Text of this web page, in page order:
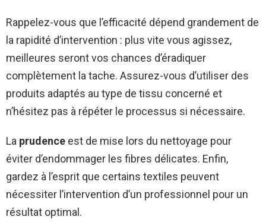
Rappelez-vous que l’efficacité dépend grandement de
la rapidité d’intervention : plus vite vous agissez,
meilleures seront vos chances d’éradiquer
complètement la tache. Assurez-vous d’utiliser des
produits adaptés au type de tissu concerné et
n’hésitez pas à répéter le processus si nécessaire.
La prudence est de mise lors du nettoyage pour
éviter d’endommager les fibres délicates. Enfin,
gardez à l’esprit que certains textiles peuvent
nécessiter l’intervention d’un professionnel pour un
résultat optimal.